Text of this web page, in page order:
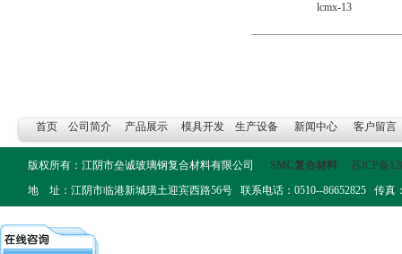
lcmx-13
首页 公司简介 产品展示 模具开发 生产设备 新闻中心 客户留言
版权所有：江阴市垒诚玻璃钢复合材料有限公司 SMC复合材料
苏ICP备
地 址：江阴市临港新城璜土迎宾西路56号 联系电话：0510--86652825 传真